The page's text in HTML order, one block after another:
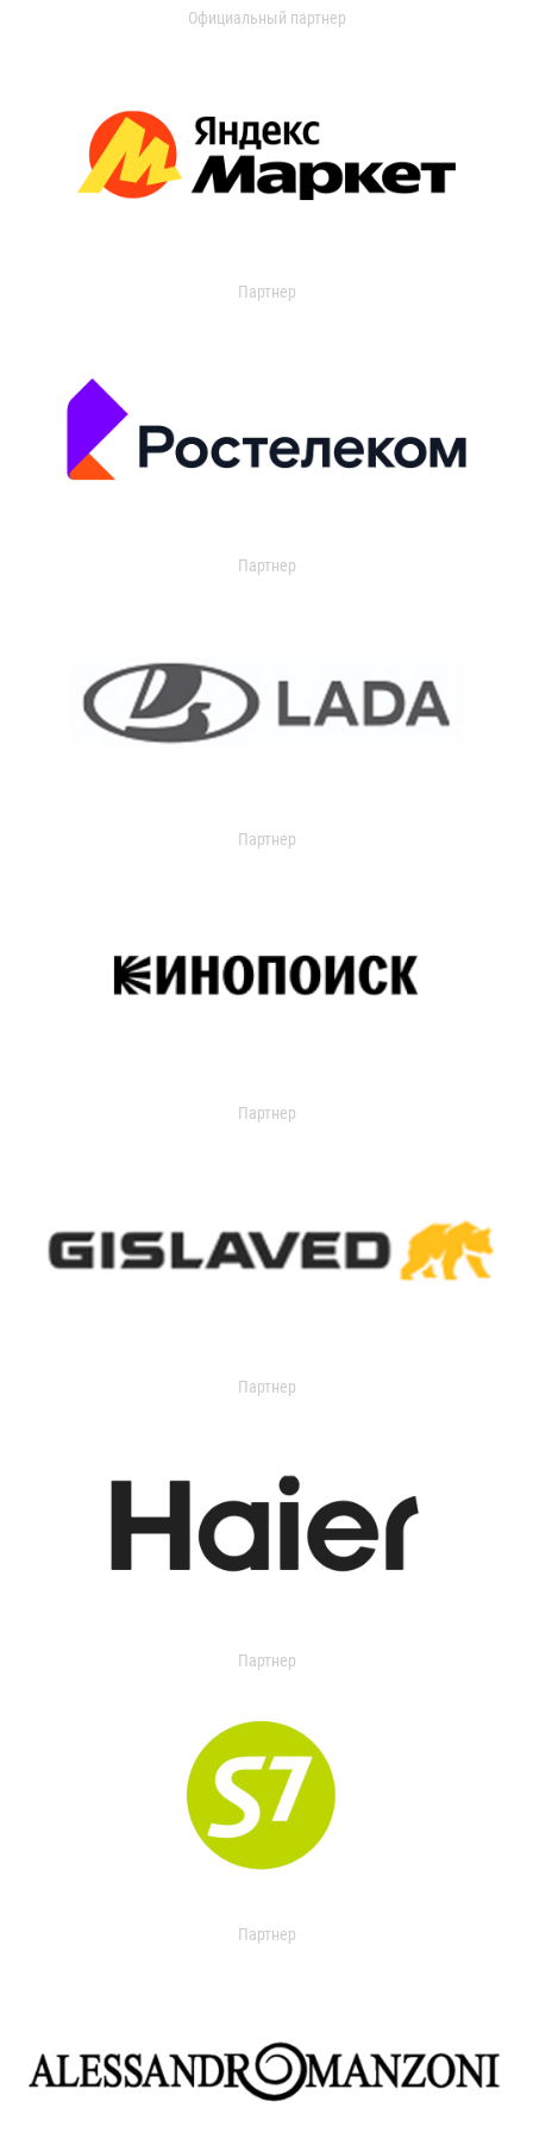
Официальный партнер
Партнер
Партнер
Партнер
Партнер
Партнер
Партнер
Партнер